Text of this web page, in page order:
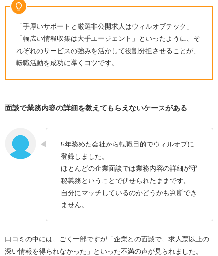
「手厚いサポートと厳選非公開求人はウィルオブテック」
「幅広い情報収集は大手エージェント」といったように、そ
れぞれのサービスの強みを活かして役割分担させることが、
転職活動を成功に導くコツです。
面談で業務内容の詳細を教えてもらえないケースがある
5年務めた会社から転職目的でウィルオブに
登録しました。
ほとんどの企業面談では業務内容の詳細が守
秘義務ということで伏せられたままです。
自分にマッチしているのかどうかも判断でき
ません。
口コミの中には、ごく一部ですが「企業との面談で、求人票以上の
深い情報を得られなかった」といった不満の声が見られました。